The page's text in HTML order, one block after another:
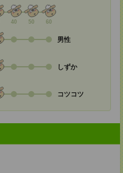
40 50 60
男性
しずか
コツコツ